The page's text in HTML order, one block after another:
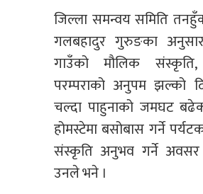
जिल्ला समन्वय समिति
गलबहादुर गुरुङका
गाउँको मौलिक
परम्पराको अनुपम झल्को
चल्दा पाहुनाको जमघट
होमस्टेमा बसोबास गर्ने
संस्कृति अनुभव गर्ने अवसर
उनले भने ।